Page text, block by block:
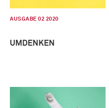
AUSGABE 02 2020
UMDENKEN